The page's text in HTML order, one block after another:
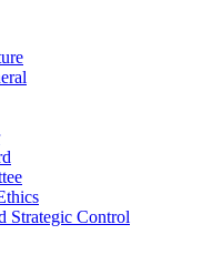
Strategic Control